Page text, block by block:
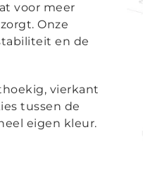
voor meer
Onze
en de
vierkant
tussen de
eigen kleur.